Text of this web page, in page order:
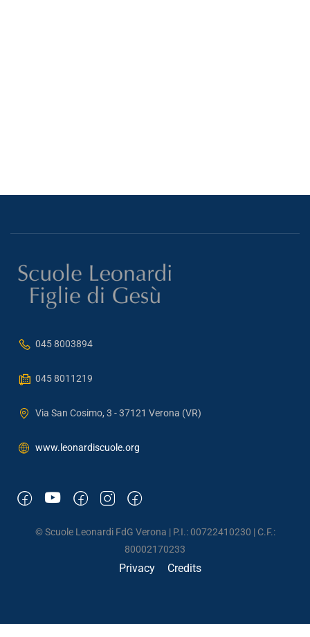
045 8003894
045 8011219
Via San Cosimo, 3 - 37121 Verona (VR)
www.leonardiscuole.org
© Scuole Leonardi FdG Verona | P.I.: 00722410230 | C.F.:
80002170233
Privacy Credits